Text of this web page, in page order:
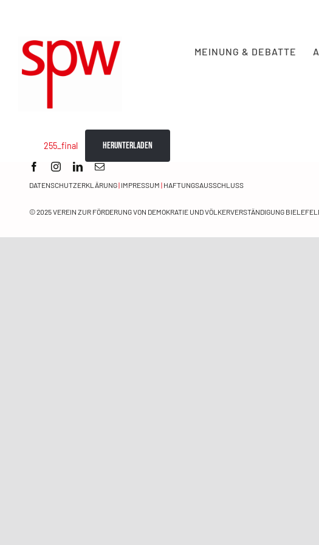
content
MEINUNG & DEBATTE
255_final Herunterladen
DATENSCHUTZERKLÄRUNG| IMPRESSUM | HAFTUNGSAUSSCHLUSS
© 2025VEREIN ZUR FÖRDERUNG VON DEMOKRATIE UND VÖLKERVERSTÄNDIGUNG